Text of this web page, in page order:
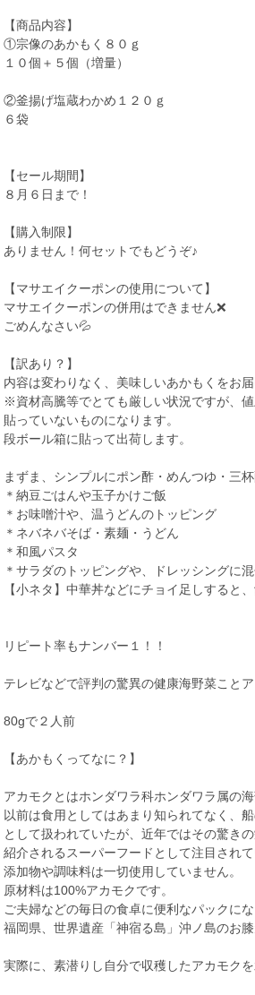
【商品内容】
①宗像のあかもく８０ｇ
１０個＋５個（増量）
②釜揚げ塩蔵わかめ１２０ｇ
６袋
【セール期間】
８月６日まで！
【購入制限】
ありません！何セットでもどうぞ♪
【マサエイクーポンの使用について】
マサエイクーポンの併用はできません❌
ごめんなさい💦
【訳あり？】
内容は変わりなく、美味しいあかもくをお
※資材高騰等でとても厳しい状況ですが、
貼っていないものになります。
段ボール箱に貼って出荷します。
まずま、シンプルにポン酢・めんつゆ・三
＊納豆ごはんや玉子かけご飯
＊お味噌汁や、温うどんのトッピング
＊ネバネバそば・素麺・うどん
＊和風パスタ
＊サラダのトッピングや、ドレッシングに
【小ネタ】中華丼などにチョイ足しすると
リピート率もナンバー１！！
テレビなどで評判の驚異の健康海野菜ことア
80gで２人前
【あかもくってなに？】
アカモクとはホンダワラ科ホンダワラ属の
以前は食用としてはあまり知られてなく、
として扱われていたが、近年ではその驚き
紹介されるスーパーフードとして注目され
添加物や調味料は一切使用していません。
原材料は100%アカモクです。
ご夫婦などの毎日の食卓に便利なパックにな
福岡県、世界遺産「神宿る島」沖ノ島のお
実際に、素潜りし自分で収穫したアカモク